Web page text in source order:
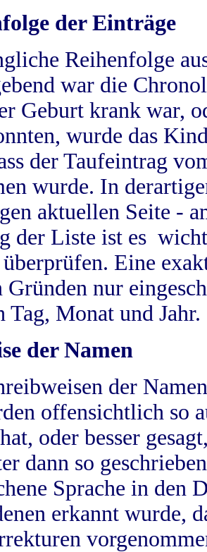
der Einträge
Reihenfolge
war die
Geburt krank war,
wurde das
der Taufeintrag
wurde. In
aktuellen Seite -
der Liste ist es
Eine
Gründen nur
Tag, Monat und Jahr.
der Namen
der
offensichtlich so
oder besser
dann so
Sprache in
erkannt wurde,